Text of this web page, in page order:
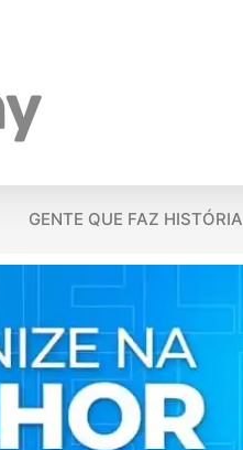
GENTE QUE FAZ HISTÓRIA